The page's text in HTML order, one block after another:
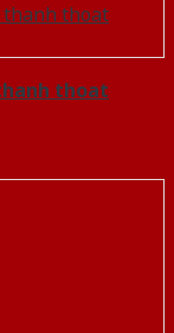
thoat